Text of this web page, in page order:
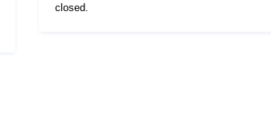
closed.